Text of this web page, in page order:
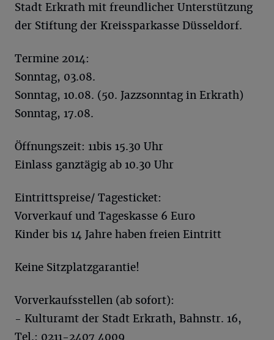
Stadt Erkrath mit freundlicher Unterstützung
der Stiftung der Kreissparkasse Düsseldorf.
Termine 2014:
Sonntag, 03.08.
Sonntag, 10.08. (50. Jazzsonntag in Erkrath)
Sonntag, 17.08.
Öffnungszeit: 11bis 15.30 Uhr
Einlass ganztägig ab 10.30 Uhr
Eintrittspreise/ Tagesticket:
Vorverkauf und Tageskasse 6 Euro
Kinder bis 14 Jahre haben freien Eintritt
Keine Sitzplatzgarantie!
Vorverkaufsstellen (ab sofort):
- Kulturamt der Stadt Erkrath, Bahnstr. 16,
Tel.: 0211-2407 4009